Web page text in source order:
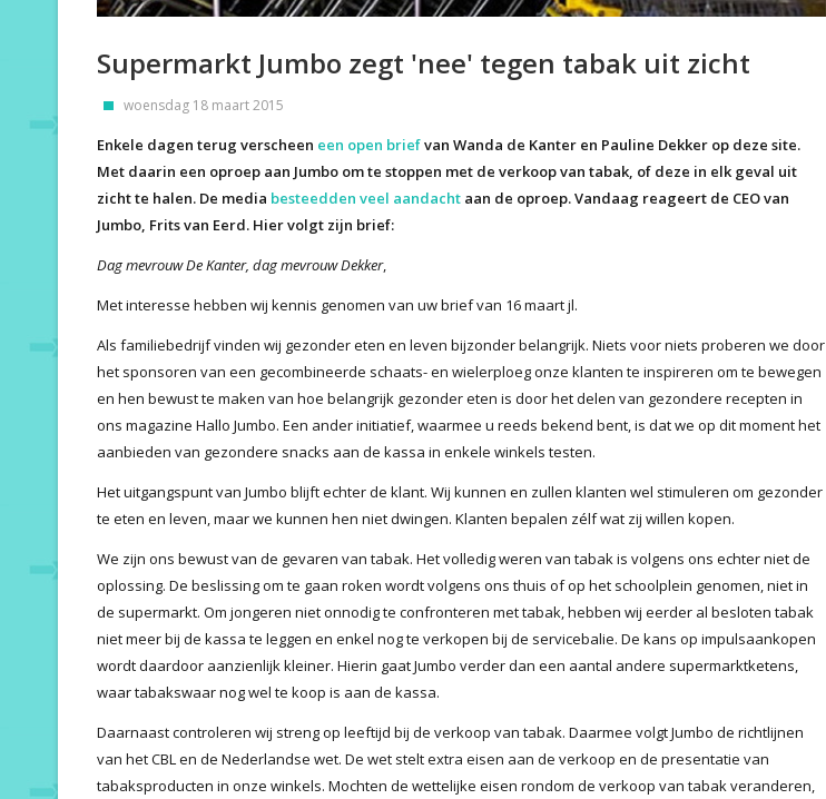
Supermarkt Jumbo zegt 'nee' tegen tabak uit zicht
woensdag 18 maart 2015
Enkele dagen terug verscheen een open briefvan Wanda de Kanter en Pauline Dekker op deze site.
Met daarin een oproep aan Jumbo om te stoppen met de verkoop van tabak, of deze in elk geval uit
zicht te halen. De media besteedden veel aandacht aan de oproep. Vandaag reageert de CEO van
Jumbo, Frits van Eerd. Hier volgt zijn brief:
Dag mevrouw De Kanter, dag mevrouw Dekker,
Met interesse hebben wij kennis genomen van uw brief van 16 maart jl.
Als familiebedrijf vinden wij gezonder eten en leven bijzonder belangrijk. Niets voor niets proberen we door
het sponsoren van een gecombineerde schaats- en wielerploeg onze klanten te inspireren om te bewegen
en hen bewust te maken van hoe belangrijk gezonder eten is door het delen van gezondere recepten in
ons magazine Hallo Jumbo. Een ander initiatief, waarmee u reeds bekend bent, is dat we op dit moment het
aanbieden van gezondere snacks aan de kassa in enkele winkels testen.
Het uitgangspunt van Jumbo blijft echter de klant. Wij kunnen en zullen klanten wel stimuleren om gezonder
te eten en leven, maar we kunnen hen niet dwingen. Klanten bepalen zélf wat zij willen kopen.
We zijn ons bewust van de gevaren van tabak. Het volledig weren van tabak is volgens ons echter niet de
oplossing. De beslissing om te gaan roken wordt volgens ons thuis of op het schoolplein genomen, niet in
de supermarkt. Om jongeren niet onnodig te confronteren met tabak, hebben wij eerder al besloten tabak
niet meer bij de kassa te leggen en enkel nog te verkopen bij de servicebalie. De kans op impulsaankopen
wordt daardoor aanzienlijk kleiner. Hierin gaat Jumbo verder dan een aantal andere supermarktketens,
waar tabakswaar nog wel te koop is aan de kassa.
Daarnaast controleren wij streng op leeftijd bij de verkoop van tabak. Daarmee volgt Jumbo de richtlijnen
van het CBL en de Nederlandse wet. De wet stelt extra eisen aan de verkoop en de presentatie van
tabaksproducten in onze winkels. Mochten de wettelijke eisen rondom de verkoop van tabak veranderen,